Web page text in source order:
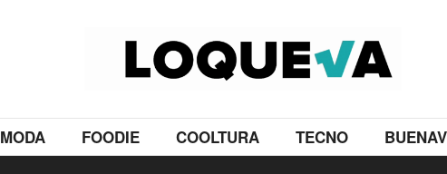
MODA FOODIE COOLTURA TECNO